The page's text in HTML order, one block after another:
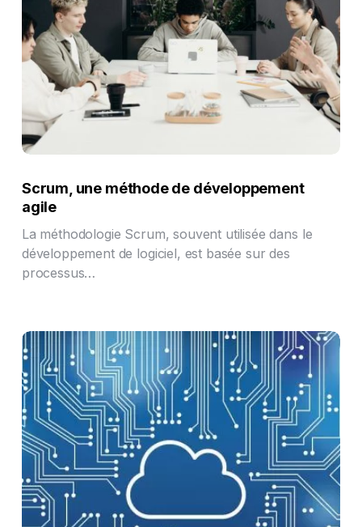
Scrum, une méthode de développement
agile
La méthodologie Scrum, souvent utilisée dans le
développement de logiciel, est basée sur des
processus…